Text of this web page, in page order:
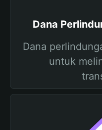
Dana
Dana
untuk